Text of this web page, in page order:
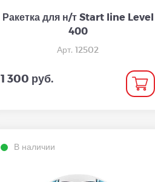
Ракетка для н/т Start line Level
400
Арт. 12502
1 300 руб.
В наличии